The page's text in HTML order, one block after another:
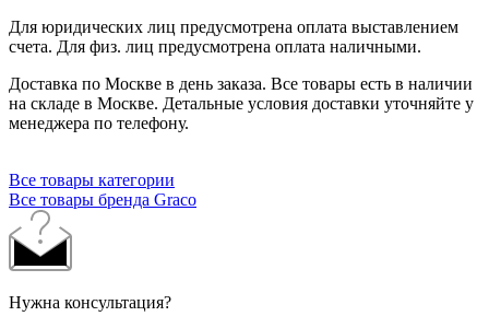
Для юридических лиц предусмотрена оплата выставлением
счета. Для физ. лиц предусмотрена оплата наличными.
Доставка по Москве в день заказа. Все товары есть в наличии
на складе в Москве. Детальные условия доставки уточняйте у
менеджера по телефону.
Все товары категории
Все товары бренда Graco
Нужна консультация?